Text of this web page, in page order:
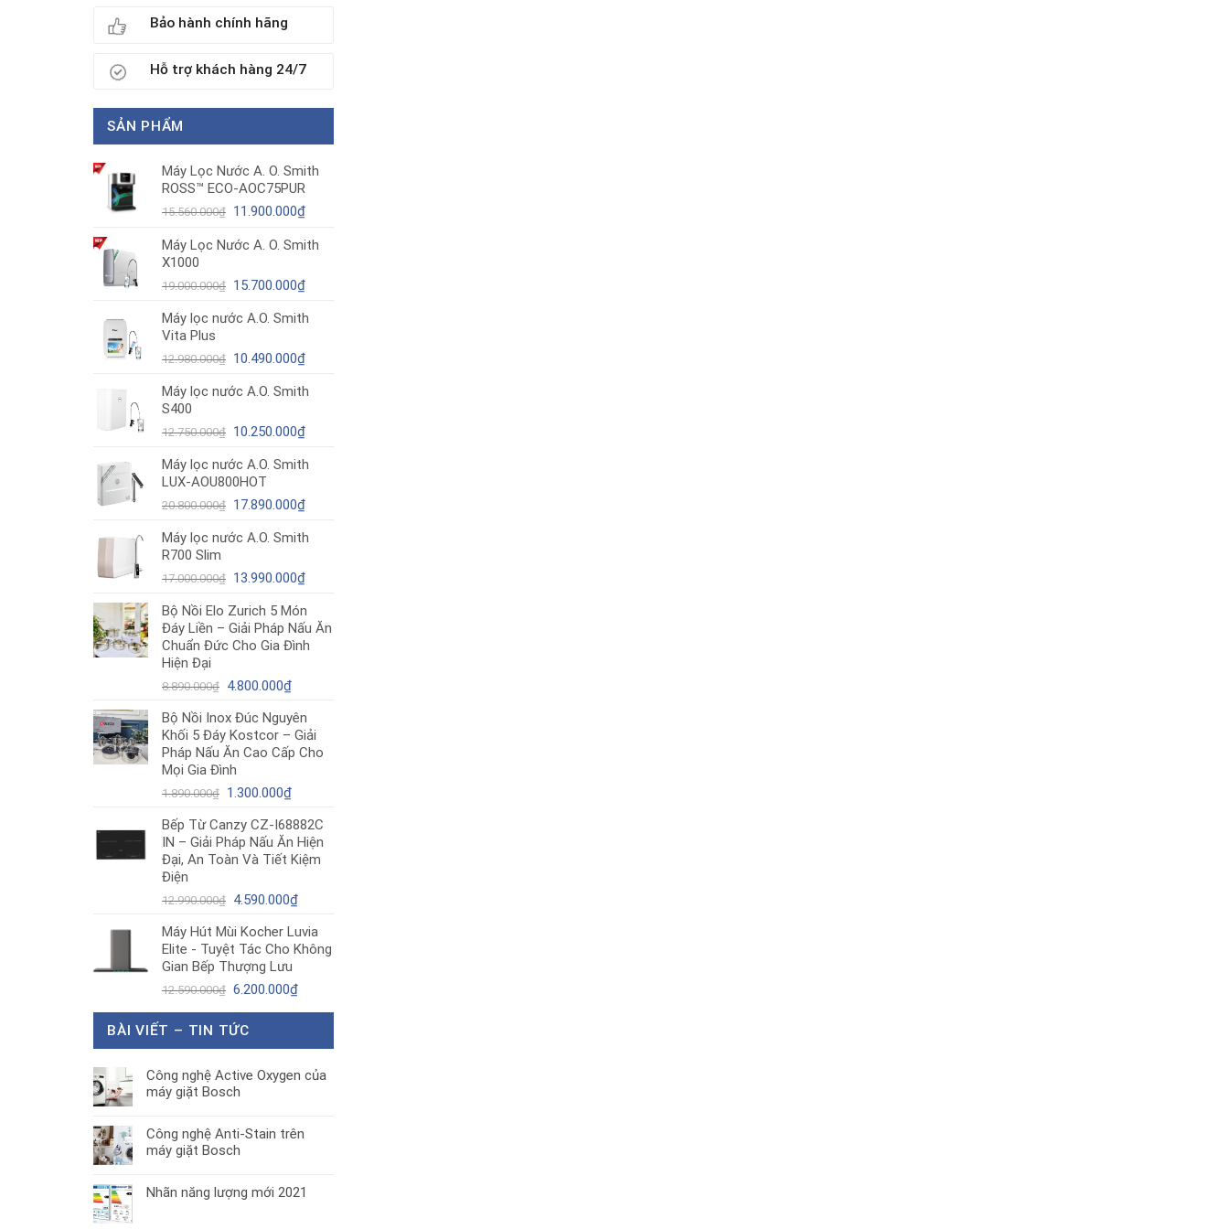
Bảo hành chính hãng
Hỗ trợ khách hàng 24/7
SẢN PHẨM
Máy Lọc Nước A. O. Smith
ROSS™ ECO-AOC75PUR
15.560.000₫ Giá
là:
11.900.000₫Giá
tại
11.900.000₫.
Máy Lọc Nước A. O. Smith
X1000
19.000.000₫ Giá
là:
15.700.000₫Giá
tại
15.700.000₫.
Máy lọc nước A.O. Smith
Vita Plus
12.980.000₫ Giá
là:
10.490.000₫Giá
tại
10.490.000₫.
Máy lọc nước A.O. Smith
S400
12.750.000₫ Giá
là:
12.750.000₫.
10.250.000₫Giá
tại
10.250.000₫.
Máy lọc nước A.O. Smith
LUX-AOU800HOT
20.800.000₫ Giá
là:
17.890.000₫Giá
tại
17.890.000₫.
Máy lọc nước A.O. Smith
R700 Slim
17.000.000₫ Giá
là:
17.000.000₫.
13.990.000₫Giá
tại
là:
13.990.000₫.
Bộ Nồi Elo Zurich 5 Món
Đáy Liền – Giải Pháp Nấu Ăn
Chuẩn Đức Cho Gia Đình
Hiện Đại
8.890.000₫ Giá
là:
8.890.000₫.
4.800.000₫Giá
tại
là:
4.800.000₫.
Bộ Nồi Inox Đúc Nguyên
Khối 5 Đáy Kostcor – Giải
Pháp Nấu Ăn Cao Cấp Cho
Mọi Gia Đình
1.890.000₫ Giá
là:
1.890.000₫.
1.300.000₫Giá
tại
là:
1.300.000₫.
Bếp Từ Canzy CZ-I68882C
IN – Giải Pháp Nấu Ăn Hiện
Đại, An Toàn Và Tiết Kiệm
Điện
12.990.000₫ Giá
là:
12.990.000₫.
4.590.000₫Giá
tại
là:
Máy Hút Mùi Kocher Luvia
Elite - Tuyệt Tác Cho Không
Gian Bếp Thượng Lưu
12.590.000₫ Giá
là:
6.200.000₫Giá
BÀI VIẾT – TIN TỨC
Công nghệ Active Oxygen của
máy giặt Bosch
Công nghệ Anti-Stain trên
máy giặt Bosch
Nhãn năng lượng mới 2021